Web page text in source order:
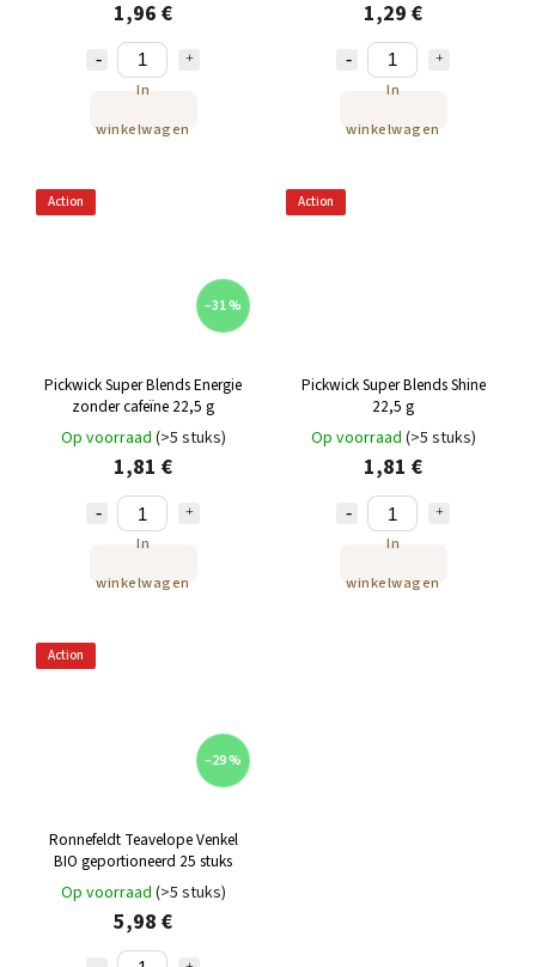
1,96 €
In
winkelwagen
1,29 €
In
winkelwagen
Action
–31 %
Pickwick Super Blends Energie
zonder cafeïne 22,5 g
Op voorraad (>5 stuks)
1,81 €
In
winkelwagen
Action
Pickwick Super Blends Shine
22,5 g
Op voorraad (>5 stuks)
1,81 €
In
winkelwagen
Action
–29 %
Ronnefeldt Teavelope Venkel
BIO geportioneerd 25 stuks
Op voorraad (>5 stuks)
5,98 €